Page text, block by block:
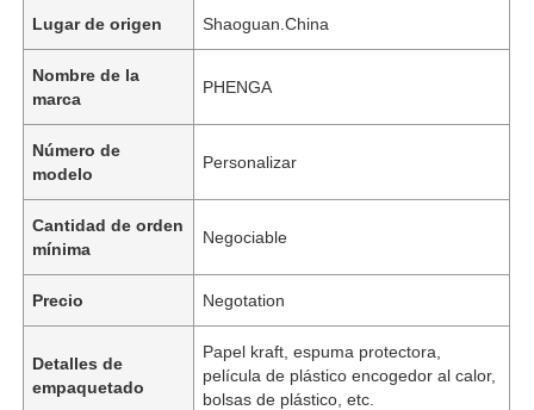
Lugar de origen Shaoguan.China
Nombre de la
marca
PHENGA
Número de
modelo
Personalizar
Cantidad de orden
mínima
Negociable
Precio Negotation
Detalles de
empaquetado
Papel kraft, espuma protectora,
película de plástico encogedor al calor,
bolsas de plástico, etc.